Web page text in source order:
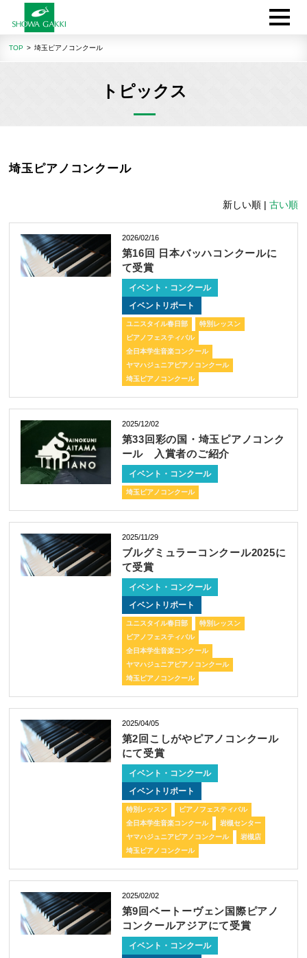
TOP 埼玉ピアノコンクール
トピックス
埼玉ピアノコンクール
新しい順 | 古い順
2026/02/16
第16回 日本バッハコンクールに
て受賞
イベント・コンクール
イベントリポート
ユニスタイル春日部
特別レッスン
ピアノフェスティバル
全日本学生音楽コンクール
ヤマハジュニアピアノコンクール
埼玉ピアノコンクール
2025/12/02
第33回彩の国・埼玉ピアノコンク
ール 入賞者のご紹介
イベント・コンクール
埼玉ピアノコンクール
2025/11/29
ブルグミュラーコンクール2025に
て受賞
イベント・コンクール
イベントリポート
ユニスタイル春日部
特別レッスン
ピアノフェスティバル
全日本学生音楽コンクール
ヤマハジュニアピアノコンクール
埼玉ピアノコンクール
2025/04/05
第2回こしがやピアノコンクール
にて受賞
イベント・コンクール
イベントリポート
特別レッスン
ピアノフェスティバル
全日本学生音楽コンクール
岩槻センター
ヤマハジュニアピアノコンクール
岩槻店
埼玉ピアノコンクール
2025/02/02
第9回ベートーヴェン国際ピアノ
コンクールアジアにて受賞
イベント・コンクール